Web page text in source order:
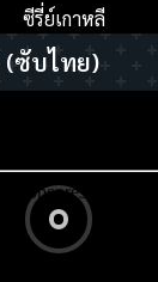
ซีรี่ย์เกาหลี
(ซับไทย)